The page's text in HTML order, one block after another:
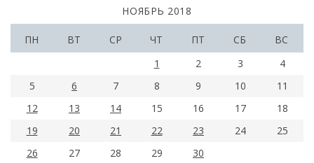
НОЯБРЬ 2018
ПН ВТ СР ЧТ ПТ СБ
ВС
1
2 3
4
5
6 7 8 9 10
11
12
13 14 15 16 17
18
19
20 21 22 23 24
25
26
27 28 29 30